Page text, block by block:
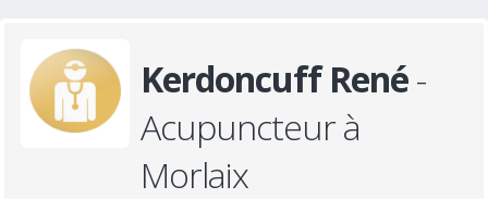
Kerdoncuff René-
Acupuncteur à
Morlaix